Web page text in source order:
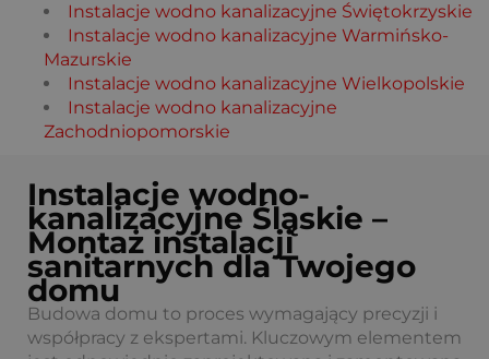
Instalacje wodno kanalizacyjne Świętokrzyskie
Instalacje wodno kanalizacyjne Warmińsko-
Mazurskie
Instalacje wodno kanalizacyjne Wielkopolskie
Instalacje wodno kanalizacyjne
Zachodniopomorskie
Instalacje wodno-
kanalizacyjne Śląskie –
Montaż instalacji
sanitarnych dla Twojego
domu
Budowa domu to proces wymagający precyzji i
współpracy z ekspertami. Kluczowym elementem